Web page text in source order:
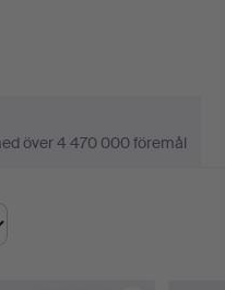
över 4 470 000 föremål